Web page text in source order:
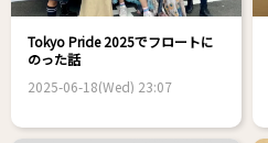
Tokyo Pride 2025でフロートに
のった話
2025-06-18(Wed) 23:07